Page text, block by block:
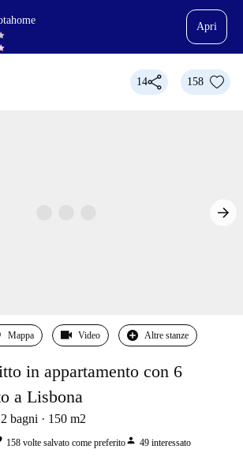
Apri
14 158
Mappa Video Altre stanze
in appartamento con 6
a Lisbona
2 bagni 150 m2
158 volte salvato come preferitoperson 49 interessato